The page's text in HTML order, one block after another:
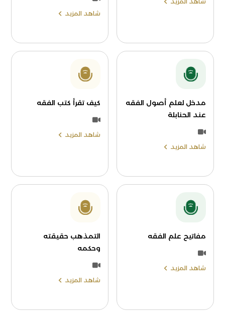
شاهد المزيد
مدخل لعلم أصول الفقه
عند الحنابلة
شاهد المزيد
كيف تقرأ كتب الفقه
شاهد المزيد
مفاتيح علم الفقه
شاهد المزيد
التمذهب حقيقته
وحكمه
شاهد المزيد